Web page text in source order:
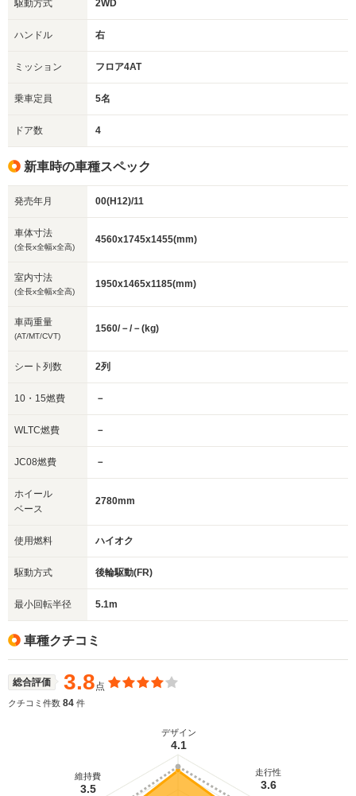
駆動方式 2WD
ハンドル 右
ミッション フロア4AT
乗車定員 5名
ドア数 4
新車時の車種スペック
発売年月 00(H12)/11
車体寸法
(全長x全幅x全高)
4560x1745x1455(mm)
室内寸法
(全長x全幅x全高)
1950x1465x1185(mm)
車両重量
(AT/MT/CVT)
1560/－/－(kg)
シート列数 2列
10・15燃費 －
WLTC燃費 －
JC08燃費 －
ホイール
ベース
2780mm
使用燃料 ハイオク
駆動方式 後輪駆動(FR)
最小回転半径 5.1m
車種クチコミ
総合評価 3.8点
クチコミ件数 84 件
デザイン
4.1
走行性
3.6
維持費
3.5